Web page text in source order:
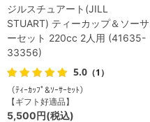
ジルスチュアート(JILL
STUART) ティーカップ＆ソーサ
ーセット 220cc 2人用 (41635-
33356)
5.0 （1）
（ﾃｨｰｶｯﾌﾟ&ｿｰｻｰｾｯﾄ）
【ギフト好適品】
5,500円(税込)